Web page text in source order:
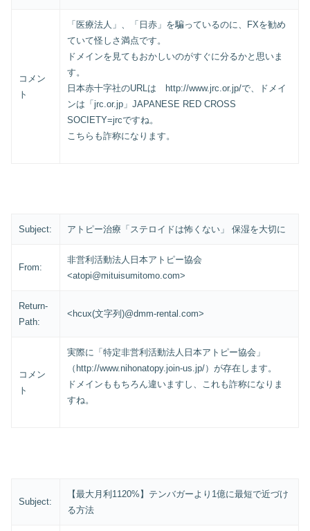
コメン
ト
「医療法人」、「日赤」を騙っているのに、FXを勧め
ていて怪しさ満点です。
ドメインを見てもおかしいのがすぐに分るかと思いま
す。
日本赤十字社のURLは http://www.jrc.or.jp/で、ドメイ
ンは「jrc.or.jp」JAPANESE RED CROSS
SOCIETY=jrcですね。
こちらも詐称になります。
Subject: アトピー治療「ステロイドは怖くない」 保湿を大切に
From:
非営利活動法人日本アトピー協会
<atopi@mituisumitomo.com>
Return-
Path:
<hcux(文字列)@dmm-rental.com>
コメン
ト
実際に「特定非営利活動法人日本アトピー協会」
（http://www.nihonatopy.join-us.jp/）が存在します。
ドメインももちろん違いますし、これも詐称になりま
すね。
Subject:
【最大月利1120%】テンバガーより1億に最短で近づけ
る方法